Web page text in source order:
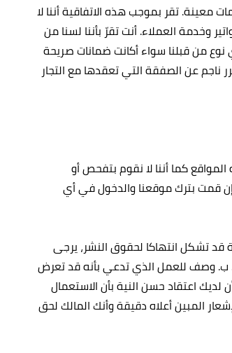
معينة. تقر بموجب هذه الاتفاقية أننا لا
وخدمة العملاء. أنت تقرّ بأننا لسنا من
من قبلنا سواء أكانت ضمانات صريحة
ناجم عن الصفقة التي تعقدها مع التجار
كما أننا لا نقوم بتفحص أو
قمت بترك موقعنا والدخول في أي
قد تشكل انتهاكا لحقوق النشر، يرجى
ب‌. وصف للعمل الذي تدعي بأنه قد تعرض
اعتقاد حسن النية بأن الاستعمال
المبين أعلاه دقيقة وأنك المالك لحق